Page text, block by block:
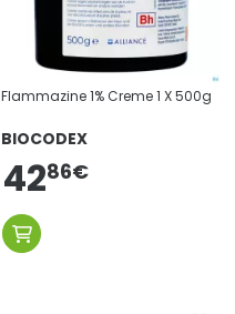
Flammazine 1% Creme 1 X 500g
BIOCODEX
4286€